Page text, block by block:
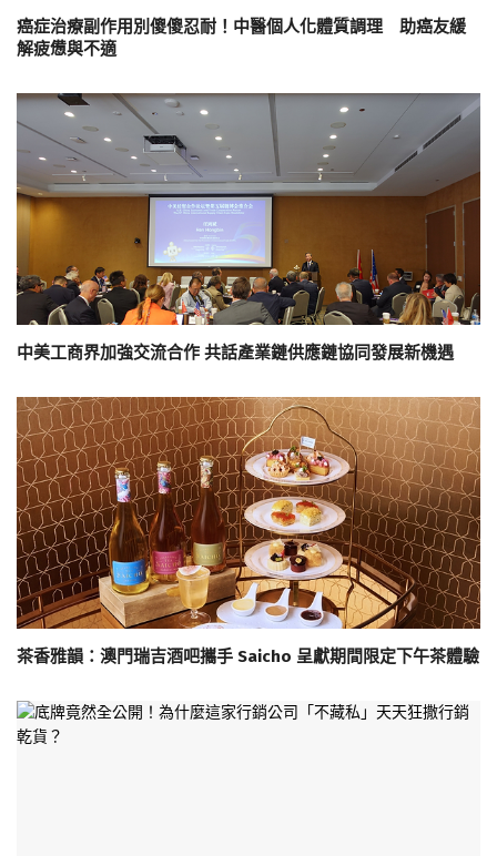
癌症治療副作用別傻傻忍耐！中醫個人化體質調理 助癌友緩
解疲憊與不適
中美工商界加強交流合作 共話產業鏈供應鏈協同發展新機遇
茶香雅韻：澳門瑞吉酒吧攜手 Saicho 呈獻期間限定下午茶體驗